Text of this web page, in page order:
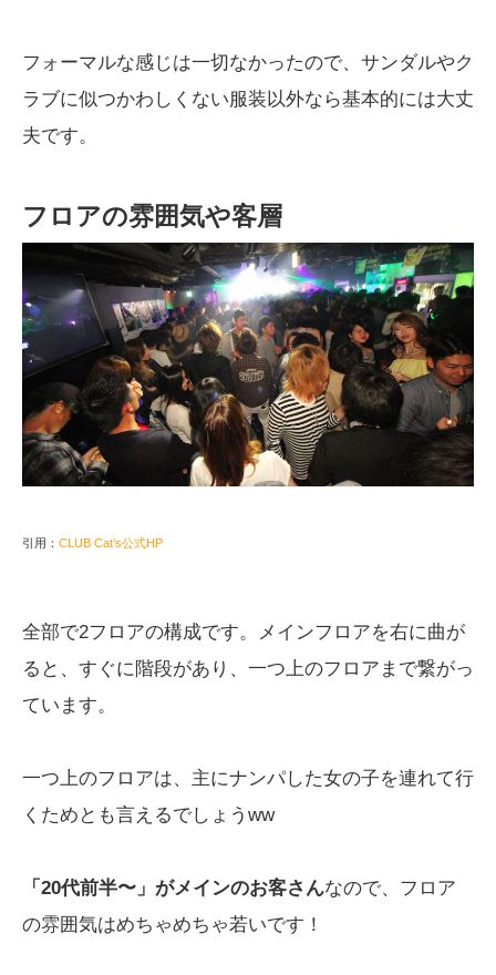
フォーマルな感じは一切なかったので、サンダルやク
ラブに似つかわしくない服装以外なら基本的には大丈
夫です。
フロアの雰囲気や客層
引用： CLUB Cat’s公式HP
全部で2フロアの構成です。メインフロアを右に曲が
ると、すぐに階段があり、一つ上のフロアまで繋がっ
ています。
一つ上のフロアは、主にナンパした女の子を連れて行
くためとも言えるでしょうww
「20代前半〜」がメインのお客さんなので、フロア
の雰囲気はめちゃめちゃ若いです！